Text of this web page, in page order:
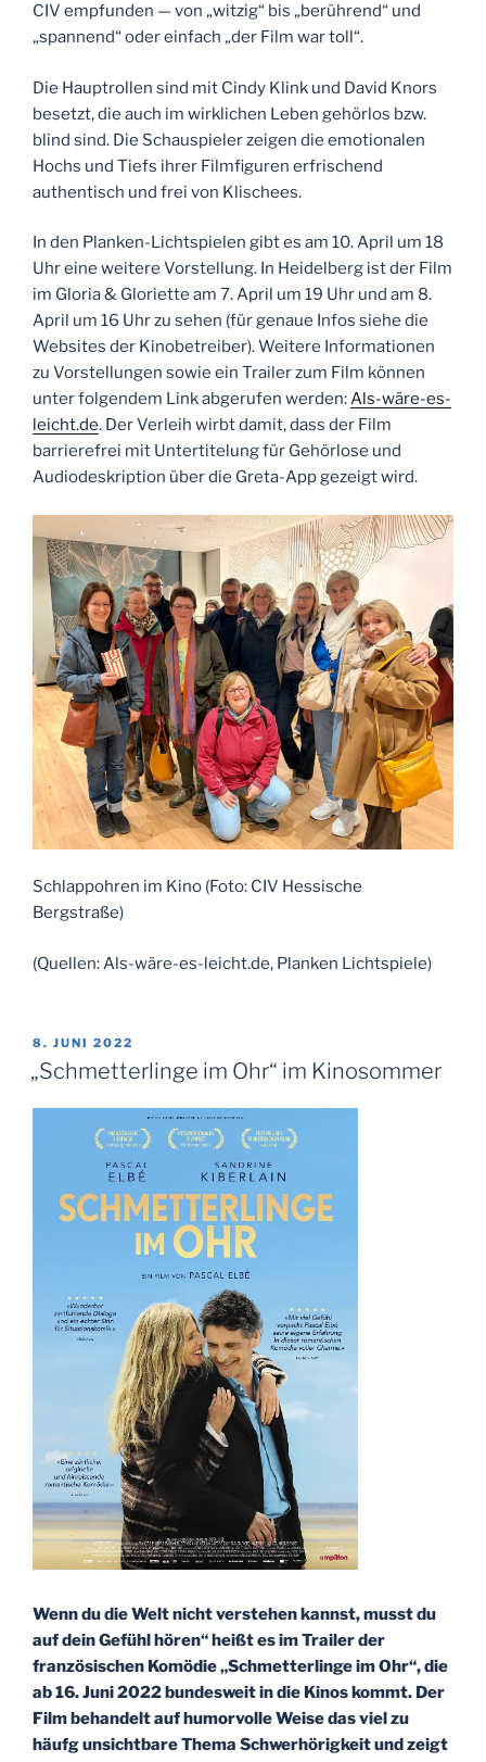
CIV empfunden — von „witzig“ bis „berührend“ und
„spannend“ oder einfach „der Film war toll“.
Die Hauptrollen sind mit Cindy Klink und David Knors
besetzt, die auch im wirklichen Leben gehörlos bzw.
blind sind. Die Schauspieler zeigen die emotionalen
Hochs und Tiefs ihrer Filmfiguren erfrischend
authentisch und frei von Klischees.
In den Planken-Lichtspielen gibt es am 10. April um 18
Uhr eine weitere Vorstellung. In Heidelberg ist der Film
im Gloria & Gloriette am 7. April um 19 Uhr und am 8.
April um 16 Uhr zu sehen (für genaue Infos siehe die
Websites der Kinobetreiber). Weitere Informationen
zu Vorstellungen sowie ein Trailer zum Film können
unter folgendem Link abgerufen werden:Als-wäre-es-
leicht.de. Der Verleih wirbt damit, dass der Film
barrierefrei mit Untertitelung für Gehörlose und
Audiodeskription über die Greta-App gezeigt wird.
Schlappohren im Kino (Foto: CIV Hessische
Bergstraße)
(Quellen: Als-wäre-es-leicht.de, Planken Lichtspiele)
VERÖFFENTLICHT
AM
8. JUNI 2022
„Schmetterlinge im Ohr“ im Kinosommer
Wenn du die Welt nicht verstehen kannst, musst du
auf dein Gefühl hören“ heißt es im Trailer der
französischen Komödie „Schmetterlinge im Ohr“, die
ab 16. Juni 2022 bundesweit in die Kinos kommt. Der
Film behandelt auf humorvolle Weise das viel zu
häufg unsichtbare Thema Schwerhörigkeit und zeigt